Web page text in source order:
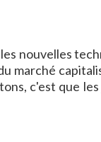
nouvelles
marché
c'est que